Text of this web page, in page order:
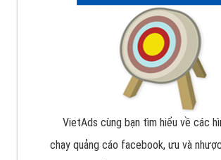
VietAds cùng bạn tìm hiểu về các
chạy quảng cáo facebook, ưu và